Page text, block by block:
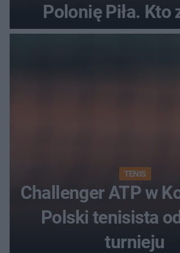
Polonię Piła. Kto
najwięcej
TENIS
Challenger ATP w
Polski tenisista
turnieju